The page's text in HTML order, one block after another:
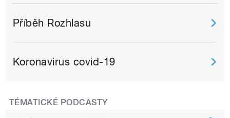
Příběh Rozhlasu
Koronavirus covid-19
TÉMATICKÉ PODCASTY